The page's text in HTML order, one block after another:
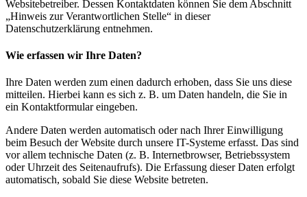
Websitebetreiber. Dessen Kontaktdaten können Sie dem Abschnitt
„Hinweis zur Verantwortlichen Stelle“ in dieser
Datenschutzerklärung entnehmen.
Wie erfassen wir Ihre Daten?
Ihre Daten werden zum einen dadurch erhoben, dass Sie uns diese
mitteilen. Hierbei kann es sich z. B. um Daten handeln, die Sie in
ein Kontaktformular eingeben.
Andere Daten werden automatisch oder nach Ihrer Einwilligung
beim Besuch der Website durch unsere IT-Systeme erfasst. Das sind
vor allem technische Daten (z. B. Internetbrowser, Betriebssystem
oder Uhrzeit des Seitenaufrufs). Die Erfassung dieser Daten erfolgt
automatisch, sobald Sie diese Website betreten.